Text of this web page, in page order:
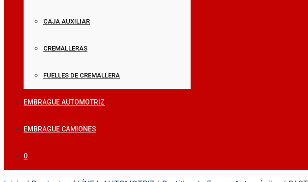
CAJA AUXILIAR
CREMALLERAS
FUELLES DE CREMALLERA
EMBRAGUE AUTOMOTRIZ
EMBRAGUE CAMIONES
0